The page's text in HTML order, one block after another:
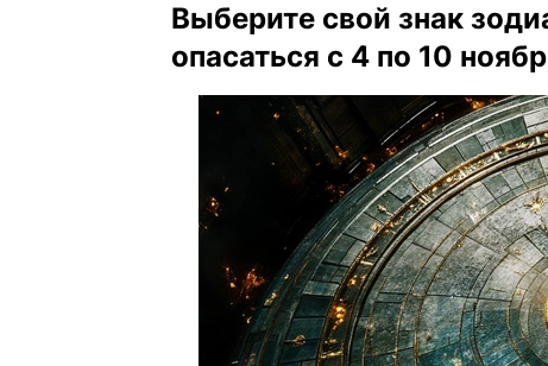
Выберите свой знак
опасаться с 4 по 10